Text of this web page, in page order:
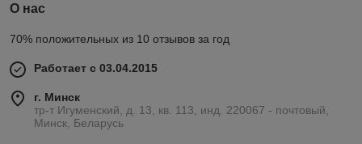
О нас
70% положительных из 10 отзывов за год
Работает с 03.04.2015
г. Минск
тр-т Игуменский, д. 13, кв. 113, инд. 220067 - почтовый,
Минск, Беларусь